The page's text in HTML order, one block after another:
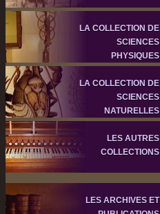
LA COLLECTION DE
SCIENCES
PHYSIQUES
LA COLLECTION DE
SCIENCES
NATURELLES
LES AUTRES
COLLECTIONS
LES ARCHIVES ET